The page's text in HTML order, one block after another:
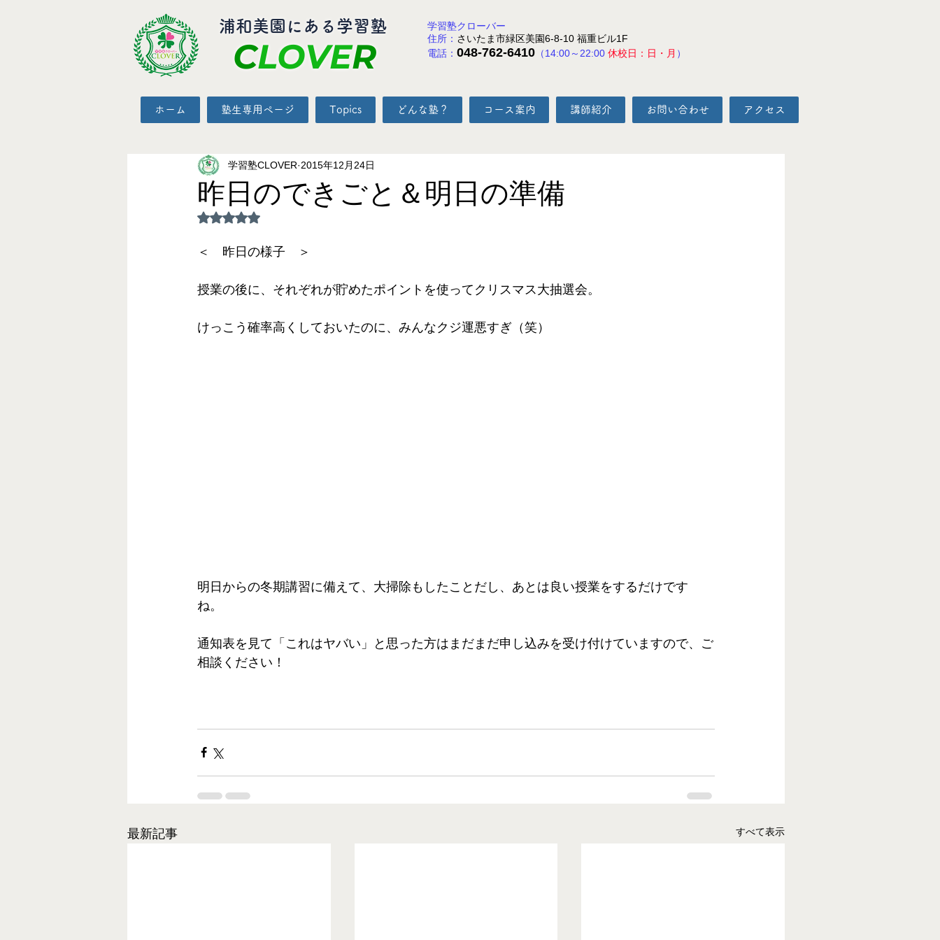
​浦和美園にある学習塾
CLOVER
学習塾クローバー
住所： さいたま市緑区美園6-8-10 福重ビル1F
電話： 048-762-6410 （14:00～22:00 休校日：日・月 ）
ホーム 塾生専用ページ Topics どんな塾？ コース案内 講師紹介 お問い合わせ アクセス
昨日のできごと＆明日の準備
学習塾CLOVER 2015年12月24日
5つ星のうちNaNと評価されています。
＜　昨日の様子　＞
授業の後に、それぞれが貯めたポイントを使ってクリスマス大抽選会。
けっこう確率高くしておいたのに、みんなクジ運悪すぎ（笑）
明日からの冬期講習に備えて、大掃除もしたことだし、あとは良い授業をするだけです
ね。
通知表を見て「これはヤバい」と思った方はまだまだ申し込みを受け付けていますので、ご
相談ください！
最新記事 すべて表示